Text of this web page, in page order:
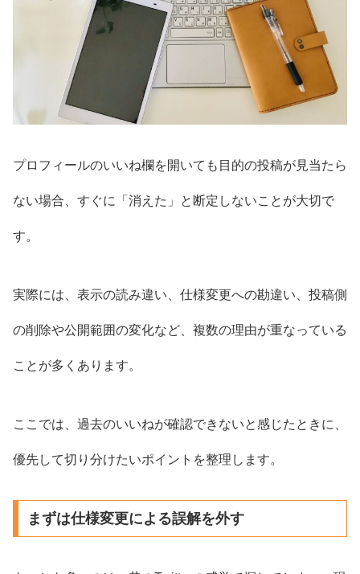
プロフィールのいいね欄を開いても目的の投稿が見当たら
ない場合、すぐに「消えた」と断定しないことが大切で
す。
実際には、表示の読み違い、仕様変更への勘違い、投稿側
の削除や公開範囲の変化など、複数の理由が重なっている
ことが多くあります。
ここでは、過去のいいねが確認できないと感じたときに、
優先して切り分けたいポイントを整理します。
まずは仕様変更による誤解を外す